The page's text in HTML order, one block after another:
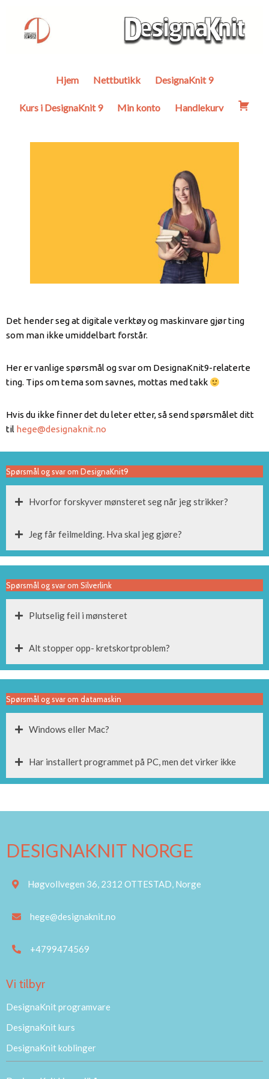
Hjem Nettbutikk DesignaKnit 9
Kurs i DesignaKnit 9 Min konto Handlekurv
Det hender seg at digitale verktøy og maskinvare gjør ting
som man ikke umiddelbart forstår.
Her er vanlige spørsmål og svar om DesignaKnit9-relaterte
ting. Tips om tema som savnes, mottas med takk
Hvis du ikke finner det du leter etter, så send spørsmålet ditt
til hege@designaknit.no
Spørsmål og svar om DesignaKnit9
Hvorfor forskyver mønsteret seg når jeg strikker?
Jeg får feilmelding. Hva skal jeg gjøre?
Spørsmål og svar om Silverlink
Plutselig feil i mønsteret
Alt stopper opp- kretskortproblem?
Spørsmål og svar om datamaskin
Windows eller Mac?
Har installert programmet på PC, men det virker ikke
DESIGNAKNIT NORGE
Høgvollvegen 36, 2312 OTTESTAD, Norge
hege@designaknit.no
+4799474569
Vi tilbyr
DesignaKnit programvare
DesignaKnit kurs
DesignaKnit koblinger